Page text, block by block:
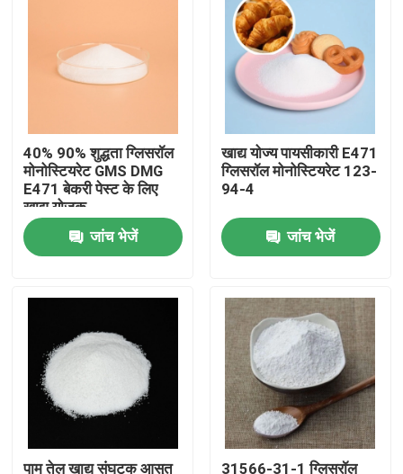
वीडियो
हमारे बारे में
कारखाना भ्रमण
गुणवत्ता नियंत्रण
संपर्क करें
समाचार
एक उद्धरण का अनुरोध करें
40% 90% शुद्धता ग्लिसरॉल
मोनोस्टियरेट GMS DMG
E471 बेकरी पेस्ट के लिए
खाद्य योजक
जांच भेजें
खाद्य योज्य पायसीकारी E471
ग्लिसरॉल मोनोस्टियरेट 123-
94-4
जांच भेजें
पाम तेल खाद्य संघटक आसुत 31566-31-1 ग्लिसरॉल